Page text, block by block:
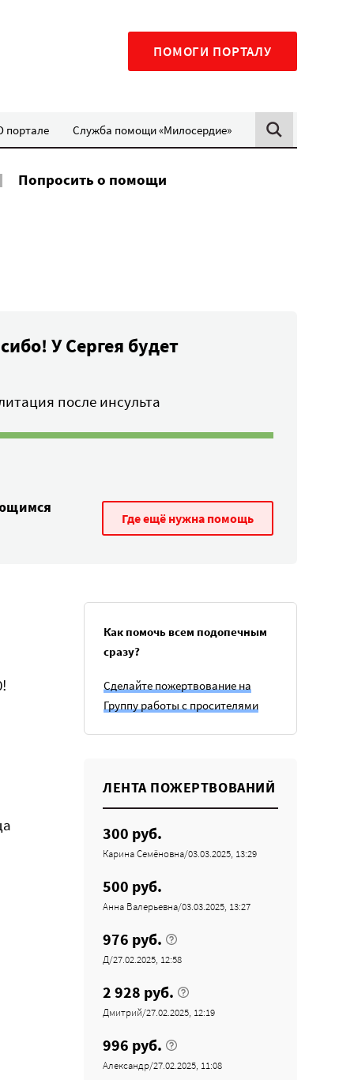
ПОМОГИ ПОРТАЛУ
портале Служба помощи «Милосердие»
Попросить о помощи
У Сергея будет
после инсульта
Где ещё нужна помощь
Как помочь всем подопечным
сразу?
Сделайте пожертвование на
Группу работы с просителями
ЛЕНТА ПОЖЕРТВОВАНИЙ
300 руб.
Карина Семёновна/03.03.2025, 13:29
500 руб.
Анна Валерьевна/03.03.2025, 13:27
976 руб.
Д/27.02.2025, 12:58
2 928 руб.
Дмитрий/27.02.2025, 12:19
996 руб.
Александр/27.02.2025, 11:08